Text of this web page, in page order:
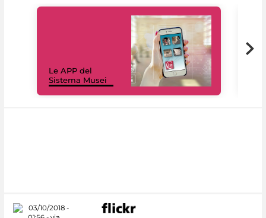
Le APP del
Sistema Musei